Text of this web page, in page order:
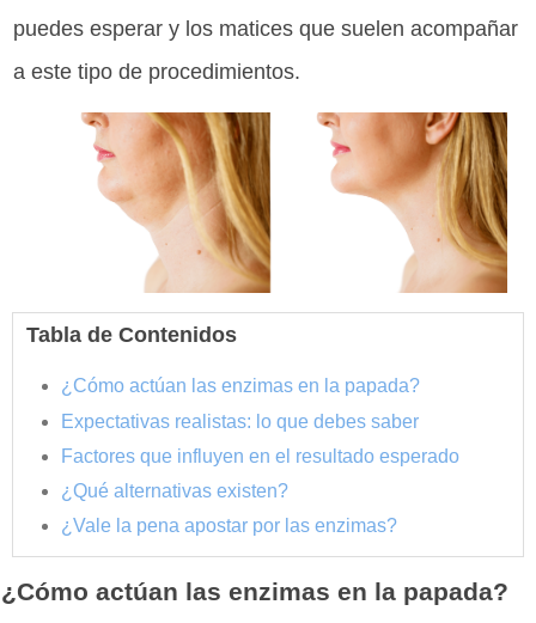
puedes esperar y los matices que suelen acompañar
a este tipo de procedimientos.
Tabla de Contenidos
¿Cómo actúan las enzimas en la papada?
Expectativas realistas: lo que debes saber
Factores que influyen en el resultado esperado
¿Qué alternativas existen?
¿Vale la pena apostar por las enzimas?
¿Cómo actúan las enzimas en la papada?